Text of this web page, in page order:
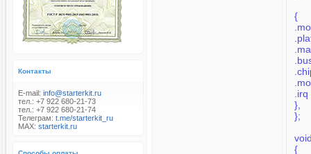
Контакты
E-mail: info@starterkit.ru
тел.: +7 922 680-21-73
тел.: +7 922 680-21-74
Телеграм: t.me/starterkit_ru
MAX: starterkit.ru
{
},
};
{